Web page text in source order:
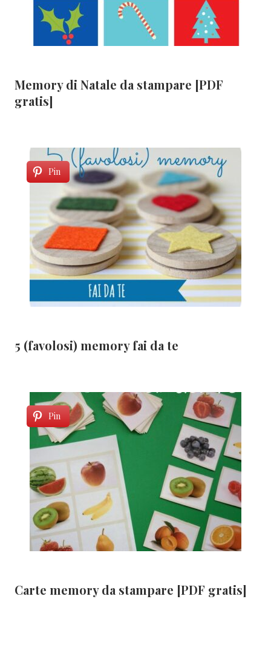
Memory di Natale da stampare [PDF
gratis]
Pin
5 (favolosi) memory fai da te
Pin
Carte memory da stampare [PDF gratis]